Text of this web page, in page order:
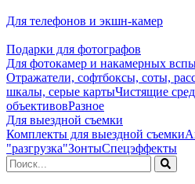
Для телефонов и экшн-камер
Подарки для фотографов
Для фотокамер и накамерных
Отражатели, софтбоксы, соты,
шкалы, серые картыЧистящие
объективовРазное
Для выездной съемки
Комплекты для выездной съемки
"разгрузка"ЗонтыСпецэффекты